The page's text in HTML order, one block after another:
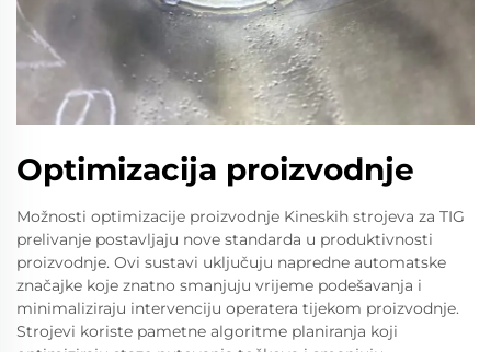
Optimizacija proizvodnje
Možnosti optimizacije proizvodnje Kineskih strojeva za TIG
prelivanje postavljaju nove standarda u produktivnosti
proizvodnje. Ovi sustavi uključuju napredne automatske
značajke koje znatno smanjuju vrijeme podešavanja i
minimaliziraju intervenciju operatera tijekom proizvodnje.
Strojevi koriste pametne algoritme planiranja koji